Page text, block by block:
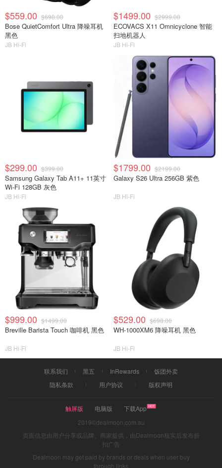
$559.00 $698.00
Bose QuietComfort Ultra 降噪耳机
黑色
JB Hi-Fi
$1499.00 $2999.00
ECOVACS X11 Omnicyclone 智能
扫地机器人
JB Hi-Fi
$299.00 $399.00
Samsung Galaxy Tab A11+ 11英寸
Wi-Fi 128GB 灰色
JB Hi-Fi
$1799.00 $2199.00
Galaxy S26 Ultra 256GB 紫色
JB Hi-Fi
$999.00 $1499.00
Breville Barista Touch 咖啡机 黑色
JB Hi-Fi
$529.00 $698.00
WH-1000XM6 降噪耳机 黑色
JB Hi-Fi
联系我们 黑五 InRewards
饭团外卖
隐私条款
用户协议 版权声明
触屏版 电脑版
下载App
2019©dealmoon.com.au
页面信息由用户分享或品牌、商家提供，由Dealmoon核实后发布折
扣广告
Dealmoon may get paid by brands or deals when user buy
through links